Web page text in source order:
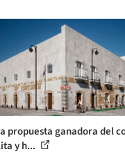
propuesta ganadora del
y h...